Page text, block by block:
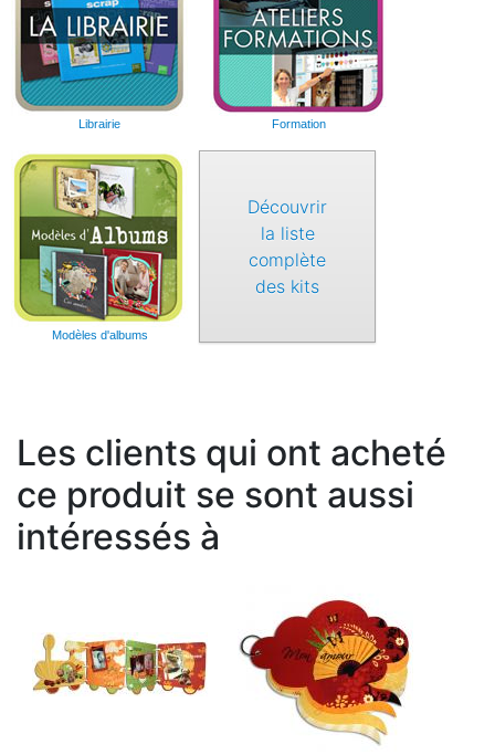
Librairie Formation
Modèles d'albums
Découvrir
la liste
complète
des kits
Les clients qui ont acheté
ce produit se sont aussi
intéressés à